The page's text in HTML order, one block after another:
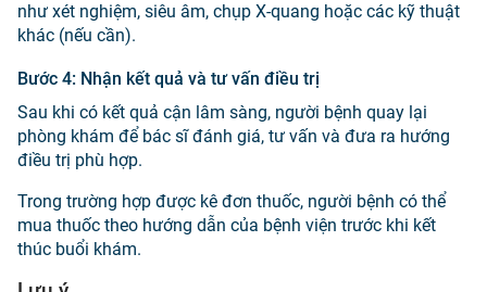
như xét nghiệm, siêu âm, chụp X-quang hoặc các kỹ thuật
khác (nếu cần).
Bước 4: Nhận kết quả và tư vấn điều trị
Sau khi có kết quả cận lâm sàng, người bệnh quay lại
phòng khám để bác sĩ đánh giá, tư vấn và đưa ra hướng
điều trị phù hợp.
Trong trường hợp được kê đơn thuốc, người bệnh có thể
mua thuốc theo hướng dẫn của bệnh viện trước khi kết
thúc buổi khám.